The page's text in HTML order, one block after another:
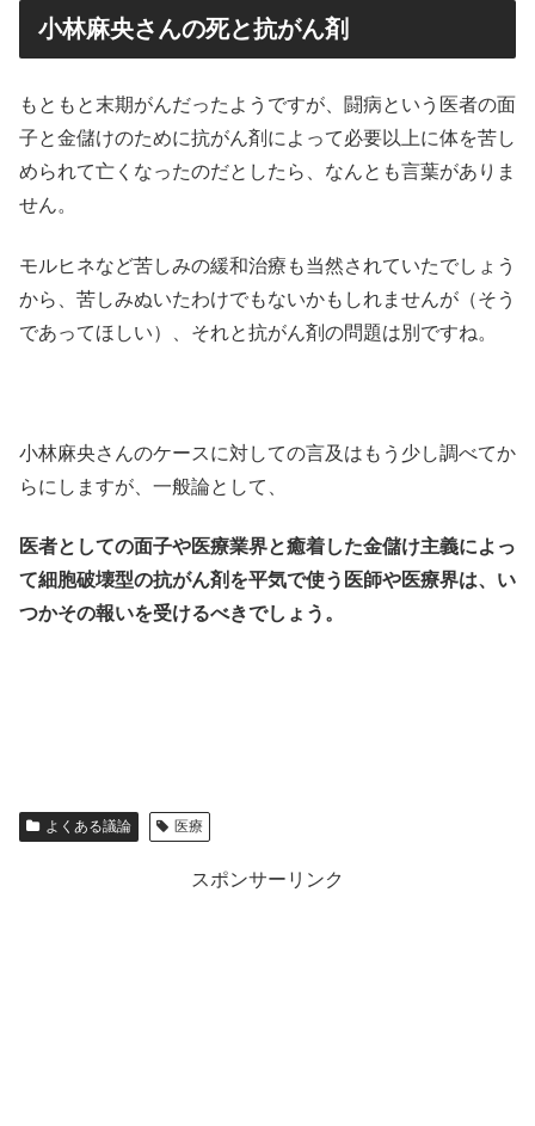
小林麻央さんの死と抗がん剤
もともと末期がんだったようですが、闘病という医者の面
子と金儲けのために抗がん剤によって必要以上に体を苦し
められて亡くなったのだとしたら、なんとも言葉がありま
せん。
モルヒネなど苦しみの緩和治療も当然されていたでしょう
から、苦しみぬいたわけでもないかもしれませんが（そう
であってほしい）、それと抗がん剤の問題は別ですね。
小林麻央さんのケースに対しての言及はもう少し調べてか
らにしますが、一般論として、
医者としての面子や医療業界と癒着した金儲け主義によっ
て細胞破壊型の抗がん剤を平気で使う医師や医療界は、い
つかその報いを受けるべきでしょう。
よくある議論 医療
スポンサーリンク